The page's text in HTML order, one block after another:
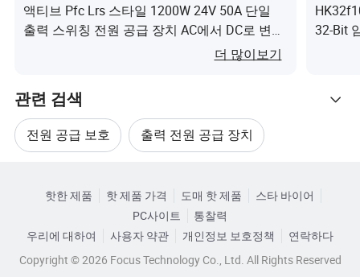
액티브 Pfc Lrs 스타일 1200W 24V 50A 단일
출력 스위칭 전원 공급 장치 AC에서 DC로 변환
기 LED 스트립 CNC 기계 도매이(가) 무엇인가
더 많이보기
32-Bit
관련 검색
전원 공급 보호 출력 전원 공급 장치
특수 전원 공급 장치
카테고리로 찾아보기
핫한 제품 핫 제품 가격 도매 핫 제품
스타 바이어
PC사이트
통찰력
우리에 대하여
사용자 약관 개인정보 보호정책
연락하다
Copyright © 2026 Focus Technology Co., Ltd. All Rights Reserved